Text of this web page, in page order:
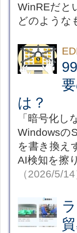
WinREだと
どのような
は？
「暗号化
Windowsの
を書き換え
AI検知を擦
（2026/5/14